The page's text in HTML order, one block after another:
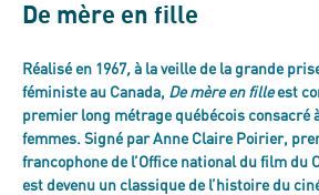
De mère en fille
Réalisé en 1967, à la veille de la grande
féministe au Canada, De mère en filleest
premier long métrage québécois consacré
femmes. Signé par Anne Claire Poirier,
francophone de l’Office national du film du
est devenu un classique de l’histoire du